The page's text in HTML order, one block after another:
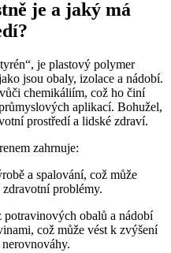
je a jaký má
je plastový polymer
jsou obaly, izolace a nádobí.
chemikáliím, což ho činí
aplikací. Bohužel,
prostředí a lidské zdraví.
zahrnuje:
a spalování, což může
problémy.
obalů a nádobí
což může vést k zvýšení